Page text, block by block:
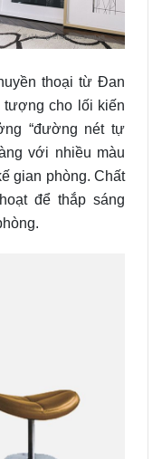
thoại từ Đan
tượng cho lối kiến
“đường nét tự
với nhiều màu
gian phòng. Chất
để thắp sáng